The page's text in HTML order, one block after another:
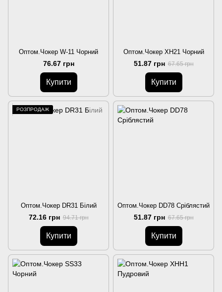
Оптом.Чокер W-11 Чорний
76.67 грн
Купити
Оптом.Чокер ХН21 Чорний
51.87 грн 67.65 грн
Купити
РОЗПРОДАЖ
Оптом.Чокер DR31 Білий
72.16 грн 94.71 грн
Купити
Оптом.Чокер DD78 Сріблястий
51.87 грн 67.65 грн
Купити